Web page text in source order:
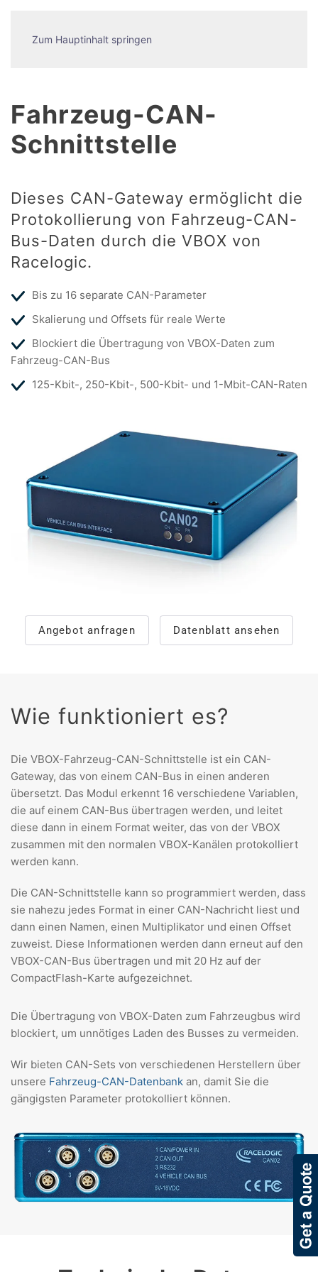
Zum Hauptinhalt springen
Fahrzeug-CAN-
Schnittstelle
Dieses CAN-Gateway ermöglicht die
Protokollierung von Fahrzeug-CAN-
Bus-Daten durch die VBOX von
Racelogic.
Bis zu 16 separate CAN-Parameter
Skalierung und Offsets für reale Werte
Blockiert die Übertragung von VBOX-Daten zum
Fahrzeug-CAN-Bus
125-Kbit-, 250-Kbit-, 500-Kbit- und 1-Mbit-CAN-Raten
Angebot anfragen Datenblatt ansehen
Wie funktioniert es?
Die VBOX-Fahrzeug-CAN-Schnittstelle ist ein CAN-
Gateway, das von einem CAN-Bus in einen anderen
übersetzt. Das Modul erkennt 16 verschiedene Variablen,
die auf einem CAN-Bus übertragen werden, und leitet
diese dann in einem Format weiter, das von der VBOX
zusammen mit den normalen VBOX-Kanälen protokolliert
werden kann.
Die CAN-Schnittstelle kann so programmiert werden, dass
sie nahezu jedes Format in einer CAN-Nachricht liest und
dann einen Namen, einen Multiplikator und einen Offset
zuweist. Diese Informationen werden dann erneut auf den
VBOX-CAN-Bus übertragen und mit 20 Hz auf der
CompactFlash-Karte aufgezeichnet.
Die Übertragung von VBOX-Daten zum Fahrzeugbus wird
blockiert, um unnötiges Laden des Busses zu vermeiden.
Wir bieten CAN-Sets von verschiedenen Herstellern über
unsere Fahrzeug-CAN-Datenbank an, damit Sie die
gängigsten Parameter protokolliert können.